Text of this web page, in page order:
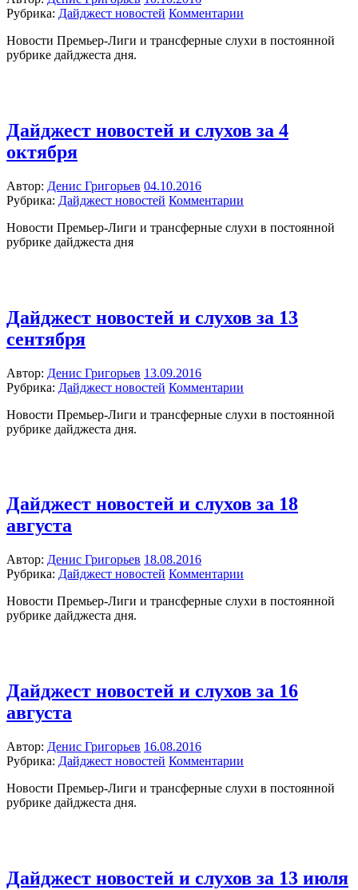
Рубрика: Дайджест новостей Комментарии
Новости Премьер-Лиги и трансферные слухи в постоянной
рубрике дайджеста дня.
Дайджест новостей и слухов за 4
октября
Автор: Денис Григорьев 04.10.2016
Рубрика: Дайджест новостей Комментарии
Новости Премьер-Лиги и трансферные слухи в постоянной
рубрике дайджеста дня
Дайджест новостей и слухов за 13
сентября
Автор: Денис Григорьев 13.09.2016
Рубрика: Дайджест новостей Комментарии
Новости Премьер-Лиги и трансферные слухи в постоянной
рубрике дайджеста дня.
Дайджест новостей и слухов за 18
августа
Автор: Денис Григорьев 18.08.2016
Рубрика: Дайджест новостей Комментарии
Новости Премьер-Лиги и трансферные слухи в постоянной
рубрике дайджеста дня.
Дайджест новостей и слухов за 16
августа
Автор: Денис Григорьев 16.08.2016
Рубрика: Дайджест новостей Комментарии
Новости Премьер-Лиги и трансферные слухи в постоянной
рубрике дайджеста дня.
Дайджест новостей и слухов за 13 июля